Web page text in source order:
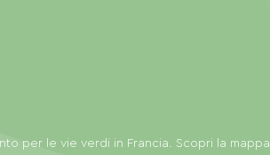
per le vie verdi in Francia. Scopri la mappa